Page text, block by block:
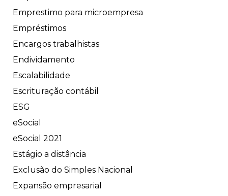
Emprestimo para microempresa
Empréstimos
Encargos trabalhistas
Endividamento
Escalabilidade
Escrituração contábil
ESG
eSocial
eSocial 2021
Estágio a distância
Exclusão do Simples Nacional
Expansão empresarial